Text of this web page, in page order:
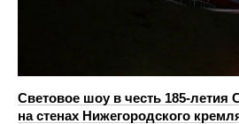
Световое шоу в честь 185-летия
на стенах Нижегородского